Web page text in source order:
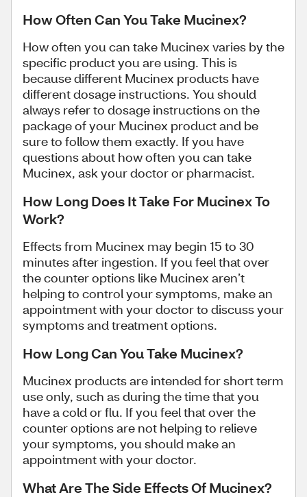
How Often Can You Take Mucinex?
How often you can take Mucinex varies by the
specific product you are using. This is
because different Mucinex products have
different dosage instructions. You should
always refer to dosage instructions on the
package of your Mucinex product and be
sure to follow them exactly. If you have
questions about how often you can take
Mucinex, ask your doctor or pharmacist.
How Long Does It Take For Mucinex To
Work?
Effects from Mucinex may begin 15 to 30
minutes after ingestion. If you feel that over
the counter options like Mucinex aren’t
helping to control your symptoms, make an
appointment with your doctor to discuss your
symptoms and treatment options.
How Long Can You Take Mucinex?
Mucinex products are intended for short term
use only, such as during the time that you
have a cold or flu. If you feel that over the
counter options are not helping to relieve
your symptoms, you should make an
appointment with your doctor.
What Are The Side Effects Of Mucinex?